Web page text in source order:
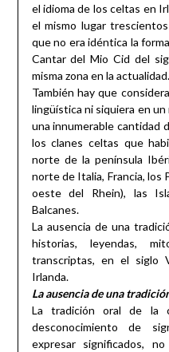
el idioma de los celtas en
el mismo lugar
que no era idéntica la
Cantar del Mio Cid del
misma zona en la actualidad.
También hay que
lingüística ni siquiera en
una innumerable cantidad
los clanes celtas que
norte de la península
norte de Italia, Francia, los
oeste del Rhein), las
Balcanes.
La ausencia de una
historias, leyendas,
transcriptas, en el siglo
Irlanda.
La ausencia de una
La tradición oral de la
desconocimiento de
expresar significados,